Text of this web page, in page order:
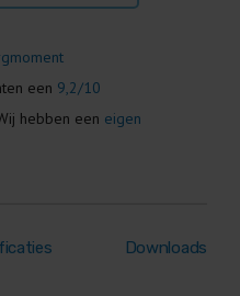
een 9,2/10
hebben een eigen
Downloads